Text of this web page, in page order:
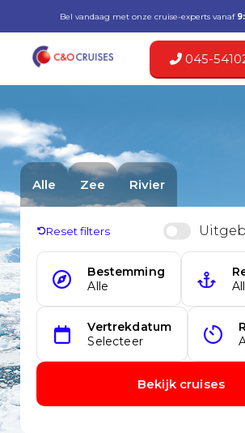
Bel vandaag met onze cruise-experts vanaf
045-